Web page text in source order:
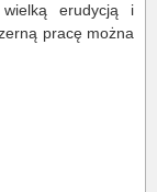
erudycją i
pracę można